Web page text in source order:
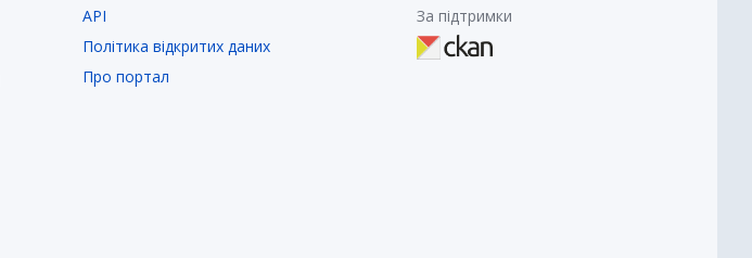
API
Політика відкритих даних
Про портал
За підтримки